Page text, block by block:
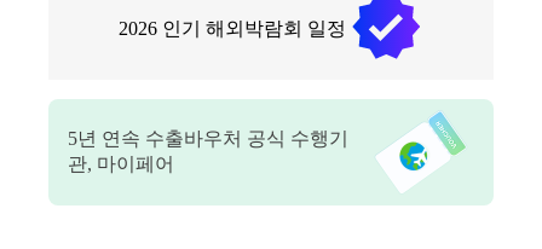
2026 인기 해외박람회 일정
5년 연속 수출바우처 공식 수행기
관, 마이페어